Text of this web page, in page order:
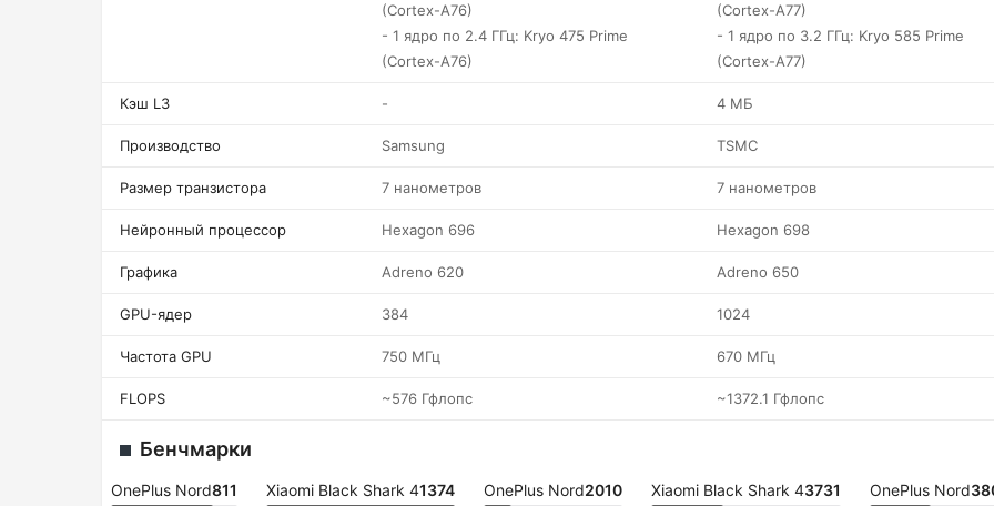
(Cortex-A76)
- 1 ядро по 2.4 ГГц: Kryo 475 Prime
(Cortex-A76)
(Cortex-A77)
- 1 ядро по 3.2 ГГц: Kryo 585 Prime
(Cortex-A77)
Кэш L3 - 4 МБ
Производство Samsung TSMC
Размер транзистора 7 нанометров 7 нанометров
Нейронный процессор Hexagon 696 Hexagon 698
Графика Adreno 620 Adreno 650
GPU-ядер 384 1024
Частота GPU 750 МГц 670 МГц
FLOPS ~576 Гфлопс ~1372.1 Гфлопс
Бенчмарки
OnePlus Nord811 Xiaomi Black Shark 41374 OnePlus Nord2010 Xiaomi Black Shark 43731 OnePlus Nord